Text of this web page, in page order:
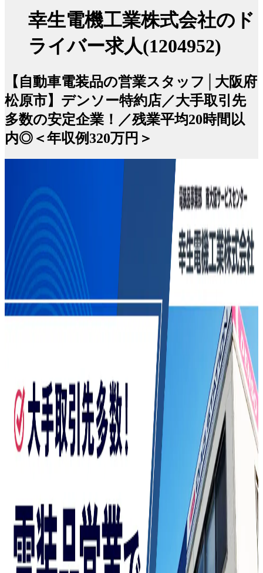
幸生電機工業株式会社のド
ライバー求人(1204952)
【自動車電装品の営業スタッフ│大阪府
松原市】デンソー特約店／大手取引先
多数の安定企業！／残業平均20時間以
内◎＜年収例320万円＞